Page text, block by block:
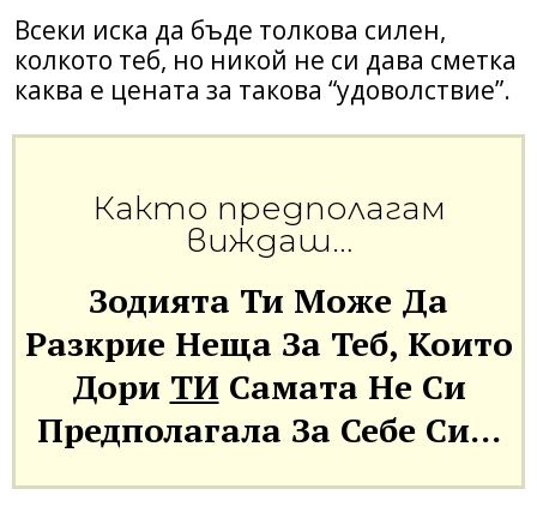
Всеки иска да бъде толкова силен,
колкото теб, но никой не си дава сметка
каква е цената за такова “удоволствие”.
Както предполагам
виждаш…
Зодията Ти Може Да
Разкрие Неща За Теб, Които
Дори ТИ Самата Не Си
Предполагала За Себе Си…